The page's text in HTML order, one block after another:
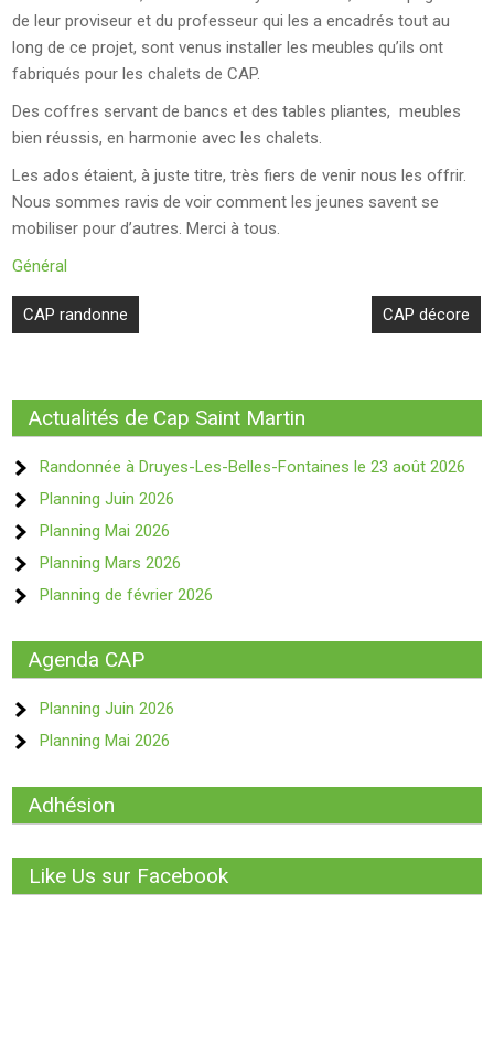
de leur proviseur et du professeur qui les a encadrés tout au
long de ce projet, sont venus installer les meubles qu’ils ont
fabriqués pour les chalets de CAP.
Des coffres servant de bancs et des tables pliantes, meubles
bien réussis, en harmonie avec les chalets.
Les ados étaient, à juste titre, très fiers de venir nous les offrir.
Nous sommes ravis de voir comment les jeunes savent se
mobiliser pour d’autres. Merci à tous.
Général
Navigation
de
CAP randonne CAP décore
Actualités de Cap Saint Martin
Randonnée à Druyes-Les-Belles-Fontaines le 23 août 2026
Planning Juin 2026
Planning Mai 2026
Planning Mars 2026
Planning de février 2026
Agenda CAP
Planning Juin 2026
Planning Mai 2026
Adhésion
Like Us sur Facebook